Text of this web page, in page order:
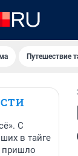
Путешествие
С
в тайге
пришло